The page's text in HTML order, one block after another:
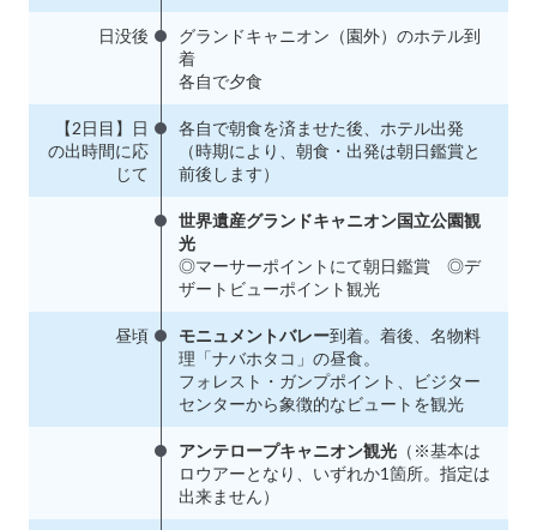
日没後
グランドキャニオン（園外）のホテル到
着
各自で夕食
【2日目】日
の出時間に応
じて
各自で朝食を済ませた後、ホテル出発
（時期により、朝食・出発は朝日鑑賞と
前後します）
世界遺産グランドキャニオン国立公園観
光
◎マーサーポイントにて朝日鑑賞 ◎デ
ザートビューポイント観光
昼頃 モニュメントバレー到着。着後、名物料
理「ナバホタコ」の昼食。
フォレスト・ガンプポイント、ビジター
センターから象徴的なビュートを観光
アンテロープキャニオン観光（※基本は
ロウアーとなり、いずれか1箇所。指定は
出来ません）